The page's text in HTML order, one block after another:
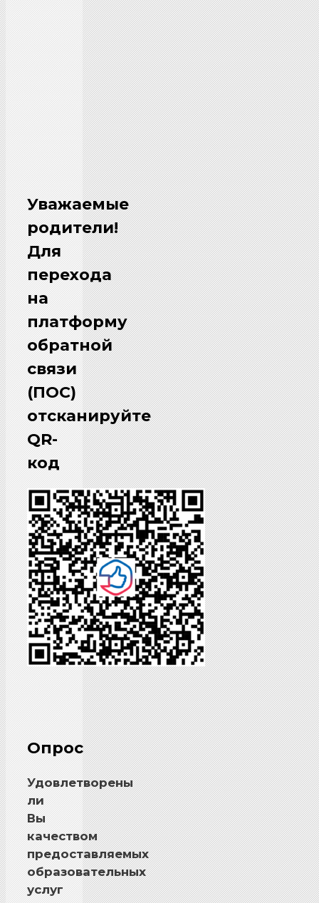
Уважаемые
родители!
Для
перехода
на
платформу
обратной
связи
(ПОС)
отсканируйте
QR-
код
Опрос
Удовлетворены
ли
Вы
качеством
предоставляемых
образовательных
услуг